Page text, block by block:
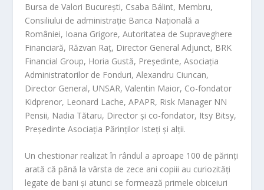
Bursa de Valori București, Csaba Bálint, Membru,
Consiliului de administraţie Banca Națională a
României, Ioana Grigore, Autoritatea de Supraveghere
Financiară, Răzvan Raț, Director General Adjunct, BRK
Financial Group, Horia Gustă, Președinte, Asociația
Administratorilor de Fonduri, Alexandru Ciuncan,
Director General, UNSAR, Valentin Maior, Co-fondator
Kidprenor, Leonard Lache, APAPR, Risk Manager NN
Pensii, Nadia Tătaru, Director și co-fondator, Itsy Bitsy,
Președinte Asociația Părinților Isteți și alții.
Un chestionar realizat în rândul a aproape 100 de părinți
arată că până la vârsta de zece ani copiii au curiozități
legate de bani și atunci se formează primele obiceiuri